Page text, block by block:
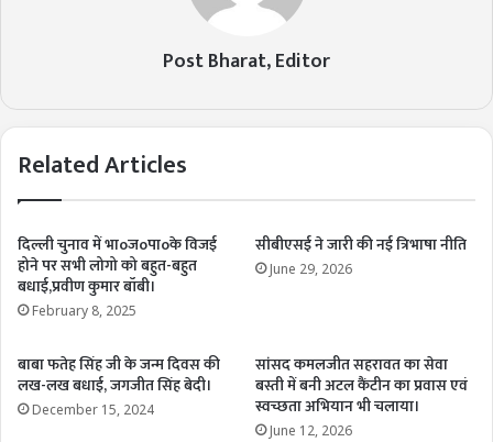
Post Bharat, Editor
Related Articles
दिल्ली चुनाव में भाoजoपाoके विजई
होने पर सभी लोगो को बहुत-बहुत
बधाई,प्रवीण कुमार बॉबी।
February 8, 2025
सीबीएसई ने जारी की नई त्रिभाषा नीति
June 29, 2026
बाबा फतेह सिंह जी के जन्म दिवस की
लख-लख बधाई, जगजीत सिंह बेदी।
December 15, 2024
सांसद कमलजीत सहरावत का सेवा
बस्ती में बनी अटल कैंटीन का प्रवास एवं
स्वच्छता अभियान भी चलाया।
June 12, 2026